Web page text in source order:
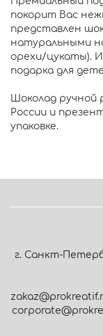
покорит Вас
представлен
натуральными
орехи/цукаты).
подарка для
Шоколад ручной
России и
упаковке.
г. Санкт-